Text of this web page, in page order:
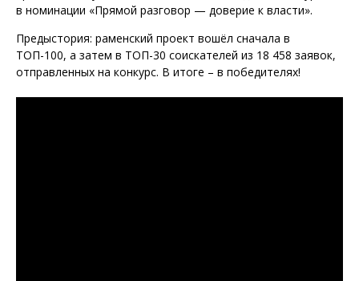
в номинации «Прямой разговор — доверие к власти».
Предыстория: раменский проект вошёл сначала в
ТОП-100, а затем в ТОП-30 соискателей из 18 458 заявок,
отправленных на конкурс. В итоге – в победителях!